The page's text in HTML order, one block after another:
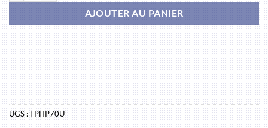
AJOUTER AU PANIER
UGS :FPHP70U